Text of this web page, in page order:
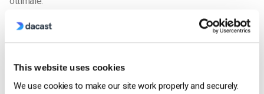
This website uses cookies
We use cookies to make our site work properly and securely.
Il modo più semplice è quello di utilizzare un lettore video
costruito in base aHTML5 e Video.js.
Caratteristiche di Video.js Responsive